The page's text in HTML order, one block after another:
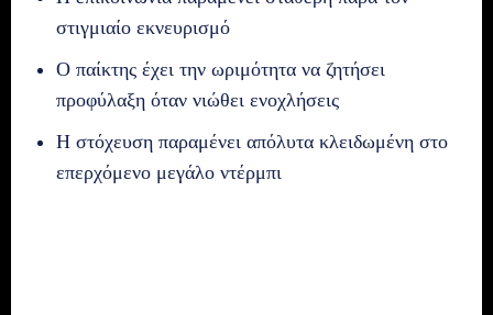
στιγμιαίο εκνευρισμό
Ο παίκτης έχει την ωριμότητα να ζητήσει
προφύλαξη όταν νιώθει ενοχλήσεις
Η στόχευση παραμένει απόλυτα κλειδωμένη στο
επερχόμενο μεγάλο ντέρμπι